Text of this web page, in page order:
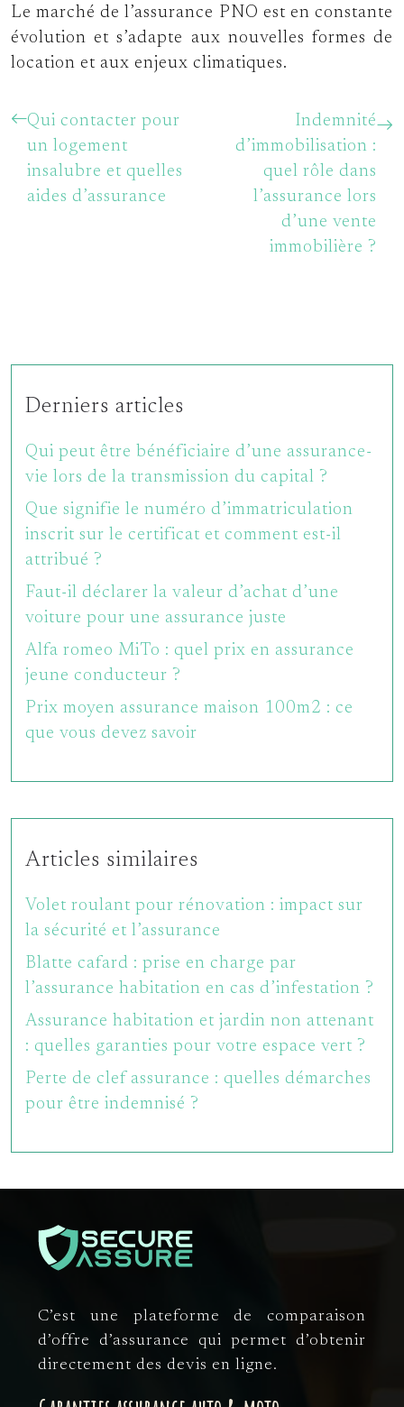
Le marché de l’assurance PNO est en constante
évolution et s’adapte aux nouvelles formes de
location et aux enjeux climatiques.
Qui contacter pour
un logement
insalubre et quelles
aides d’assurance
Indemnité
d’immobilisation :
quel rôle dans
l’assurance lors
d’une vente
immobilière ?
Derniers articles
Qui peut être bénéficiaire d’une assurance-
vie lors de la transmission du capital ?
Que signifie le numéro d’immatriculation
inscrit sur le certificat et comment est-il
attribué ?
Faut-il déclarer la valeur d’achat d’une
voiture pour une assurance juste
Alfa romeo MiTo : quel prix en assurance
jeune conducteur ?
Prix moyen assurance maison 100m2 : ce
que vous devez savoir
Articles similaires
Volet roulant pour rénovation : impact sur
la sécurité et l’assurance
Blatte cafard : prise en charge par
l’assurance habitation en cas d’infestation ?
Assurance habitation et jardin non attenant
: quelles garanties pour votre espace vert ?
Perte de clef assurance : quelles démarches
pour être indemnisé ?
C’est une plateforme de comparaison
d’offre d’assurance qui permet d’obtenir
directement des devis en ligne.